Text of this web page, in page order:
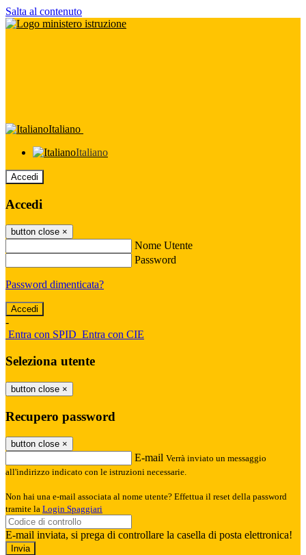
Salta al contenuto
Italiano
Italiano
Accedi
Accedi
button close ×
Nome Utente
Password
Password dimenticata?
-
Entra con SPID Entra con CIE
Seleziona utente
button close ×
Recupero password
button close ×
E-mail Verrà inviato un messaggio
all'indirizzo indicato con le istruzioni necessarie.
Non hai una e-mail associata al nome utente? Effettua il reset della password
tramite la Login Spaggiari
E-mail inviata, si prega di controllare la casella di posta elettronica!